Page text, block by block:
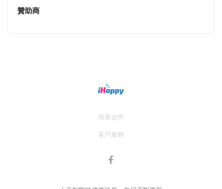
贊助商
商業合作
客戶服務